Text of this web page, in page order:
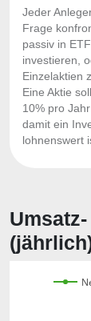
Jeder
Frage
passiv in
investieren,
Einzelaktien
Eine Aktie
10% pro
damit ein
lohnenswert